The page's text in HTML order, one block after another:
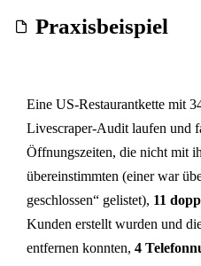
Praxisbeispiel
Eine US-Restaurantkette mit
Livescraper-Audit laufen und
Öffnungszeiten, die nicht mit
übereinstimmten (einer war
geschlossen“ gelistet), 11
Kunden erstellt wurden und
entfernen konnten, 4